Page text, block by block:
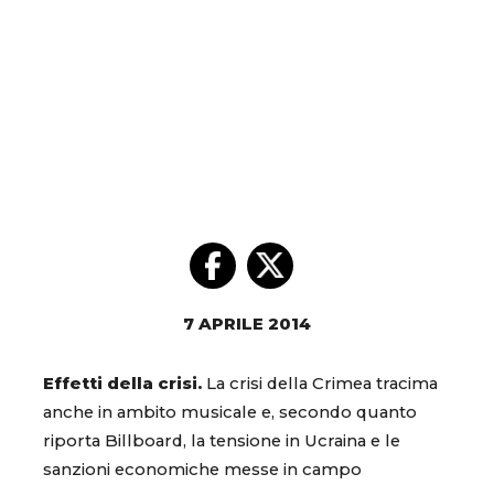
7 APRILE 2014
Effetti della crisi. La crisi della Crimea tracima
anche in ambito musicale e, secondo quanto
riporta Billboard, la tensione in Ucraina e le
sanzioni economiche messe in campo